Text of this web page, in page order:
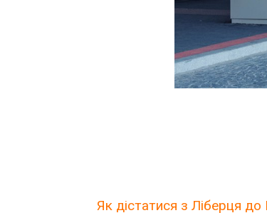
Як дістатися з Ліберця